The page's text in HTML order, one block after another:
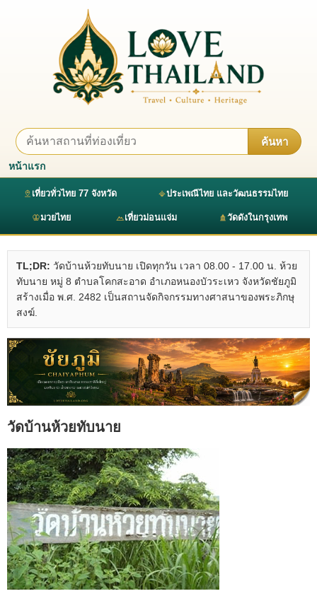
ค้นหา
หน้าแรก
เที่ยวทั่วไทย 77 จังหวัด ประเพณีไทย และวัฒนธรรมไทย
มวยไทย เที่ยวม่อนแจ่ม วัดดังในกรุงเทพ
TL;DR: วัดบ้านห้วยทับนาย เปิดทุกวัน เวลา 08.00 - 17.00 น. ห้วย
ทับนาย หมู่ 8 ตำบลโคกสะอาด อำเภอหนองบัวระเหว จังหวัดชัยภูมิ
สร้างเมื่อ พ.ศ. 2482 เป็นสถานจัดกิจกรรมทางศาสนาของพระภิกษุ
สงฆ์.
วัดบ้านห้วยทับนาย